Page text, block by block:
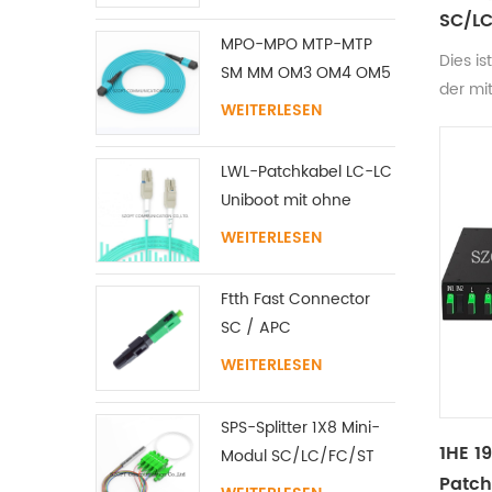
SC/
Dies
der
1HE
MPO-MPO MTP-MTP
SM MM OM3 OM4 OM5
Stammkabel
WEITERLESEN
LWL-Patchkabel LC-LC
Uniboot mit ohne
Lasche Singlemode
WEITERLESEN
Ftth Fast Connector
SC / APC
WEITERLESEN
SPS-Splitter 1X8 Mini-
Modul SC/LC/FC/ST
UPC APC